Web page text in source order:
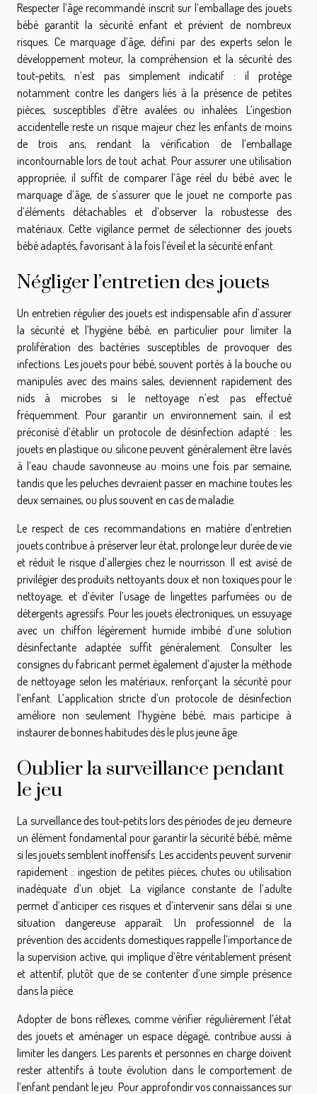
Respecter l’âge recommandé inscrit sur l’emballage des jouets
bébé garantit la sécurité enfant et prévient de nombreux
risques. Ce marquage d’âge, défini par des experts selon le
développement moteur, la compréhension et la sécurité des
tout-petits, n’est pas simplement indicatif : il protège
notamment contre les dangers liés à la présence de petites
pièces, susceptibles d’être avalées ou inhalées. L’ingestion
accidentelle reste un risque majeur chez les enfants de moins
de trois ans, rendant la vérification de l’emballage
incontournable lors de tout achat. Pour assurer une utilisation
appropriée, il suffit de comparer l’âge réel du bébé avec le
marquage d’âge, de s’assurer que le jouet ne comporte pas
d’éléments détachables et d’observer la robustesse des
matériaux. Cette vigilance permet de sélectionner des jouets
bébé adaptés, favorisant à la fois l’éveil et la sécurité enfant.
Négliger l’entretien des jouets
Un entretien régulier des jouets est indispensable afin d’assurer
la sécurité et l’hygiène bébé, en particulier pour limiter la
prolifération des bactéries susceptibles de provoquer des
infections. Les jouets pour bébé, souvent portés à la bouche ou
manipulés avec des mains sales, deviennent rapidement des
nids à microbes si le nettoyage n’est pas effectué
fréquemment. Pour garantir un environnement sain, il est
préconisé d’établir un protocole de désinfection adapté : les
jouets en plastique ou silicone peuvent généralement être lavés
à l’eau chaude savonneuse au moins une fois par semaine,
tandis que les peluches devraient passer en machine toutes les
deux semaines, ou plus souvent en cas de maladie.
Le respect de ces recommandations en matière d’entretien
jouets contribue à préserver leur état, prolonge leur durée de vie
et réduit le risque d’allergies chez le nourrisson. Il est avisé de
privilégier des produits nettoyants doux et non toxiques pour le
nettoyage, et d’éviter l’usage de lingettes parfumées ou de
détergents agressifs. Pour les jouets électroniques, un essuyage
avec un chiffon légèrement humide imbibé d’une solution
désinfectante adaptée suffit généralement. Consulter les
consignes du fabricant permet également d’ajuster la méthode
de nettoyage selon les matériaux, renforçant la sécurité pour
l’enfant. L’application stricte d’un protocole de désinfection
améliore non seulement l’hygiène bébé, mais participe à
instaurer de bonnes habitudes dès le plus jeune âge.
Oublier la surveillance pendant
le jeu
La surveillance des tout-petits lors des périodes de jeu demeure
un élément fondamental pour garantir la sécurité bébé, même
si les jouets semblent inoffensifs. Les accidents peuvent survenir
rapidement : ingestion de petites pièces, chutes ou utilisation
inadéquate d’un objet. La vigilance constante de l’adulte
permet d’anticiper ces risques et d’intervenir sans délai si une
situation dangereuse apparaît. Un professionnel de la
prévention des accidents domestiques rappelle l’importance de
la supervision active, qui implique d’être véritablement présent
et attentif, plutôt que de se contenter d’une simple présence
dans la pièce.
Adopter de bons réflexes, comme vérifier régulièrement l’état
des jouets et aménager un espace dégagé, contribue aussi à
limiter les dangers. Les parents et personnes en charge doivent
rester attentifs à toute évolution dans le comportement de
l’enfant pendant le jeu. Pour approfondir vos connaissances sur